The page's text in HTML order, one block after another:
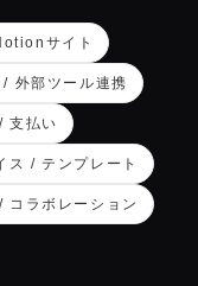
サイト
外部ツール連携
支払い
ス / テンプレート
コラボレーション